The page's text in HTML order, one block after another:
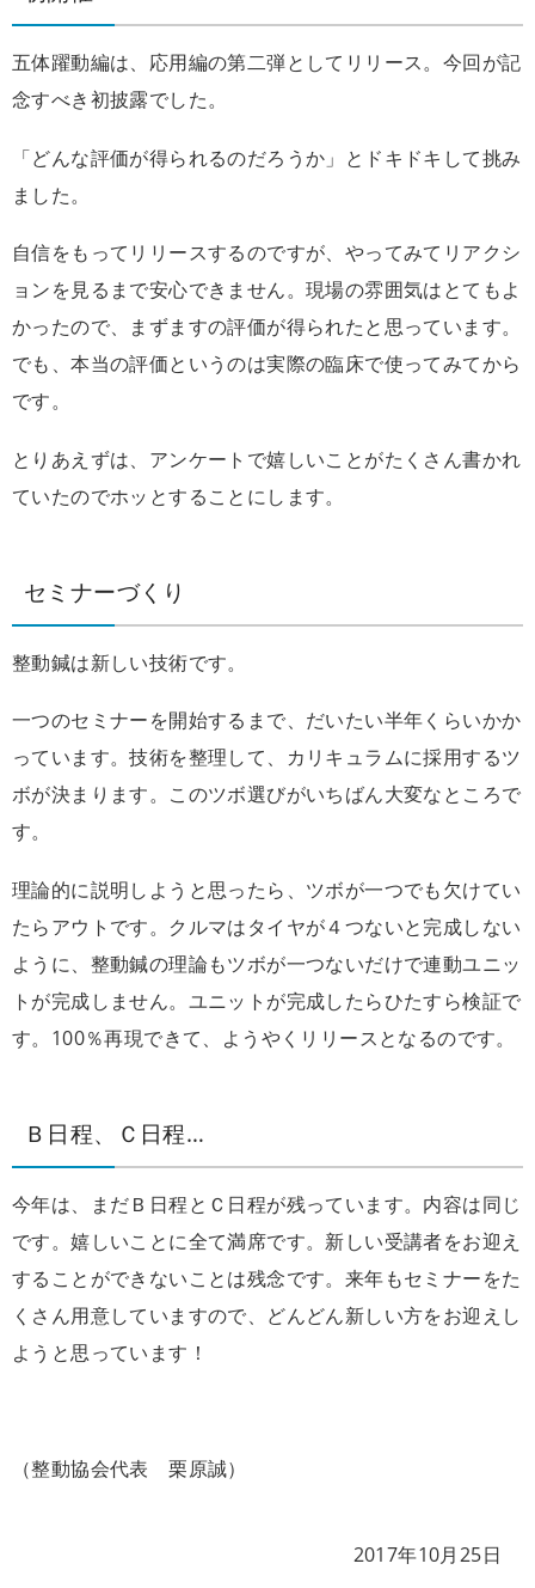
五体躍動編は、応用編の第二弾としてリリース。今回が記
念すべき初披露でした。
「どんな評価が得られるのだろうか」とドキドキして挑み
ました。
自信をもってリリースするのですが、やってみてリアクシ
ョンを見るまで安心できません。現場の雰囲気はとてもよ
かったので、まずますの評価が得られたと思っています。
でも、本当の評価というのは実際の臨床で使ってみてから
です。
とりあえずは、アンケートで嬉しいことがたくさん書かれ
ていたのでホッとすることにします。
セミナーづくり
整動鍼は新しい技術です。
一つのセミナーを開始するまで、だいたい半年くらいかか
っています。技術を整理して、カリキュラムに採用するツ
ボが決まります。このツボ選びがいちばん大変なところで
す。
理論的に説明しようと思ったら、ツボが一つでも欠けてい
たらアウトです。クルマはタイヤが４つないと完成しない
ように、整動鍼の理論もツボが一つないだけで連動ユニッ
トが完成しません。ユニットが完成したらひたすら検証で
す。100％再現できて、ようやくリリースとなるのです。
Ｂ日程、Ｃ日程…
今年は、まだＢ日程とＣ日程が残っています。内容は同じ
です。嬉しいことに全て満席です。新しい受講者をお迎え
することができないことは残念です。来年もセミナーをた
くさん用意していますので、どんどん新しい方をお迎えし
ようと思っています！
（整動協会代表 栗原誠）
2017年10月25日